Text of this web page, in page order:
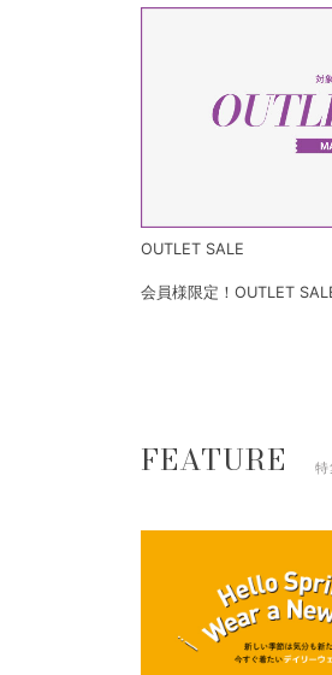
OUTLET SALE
会員様限定！OUTLET
FEATURE 特